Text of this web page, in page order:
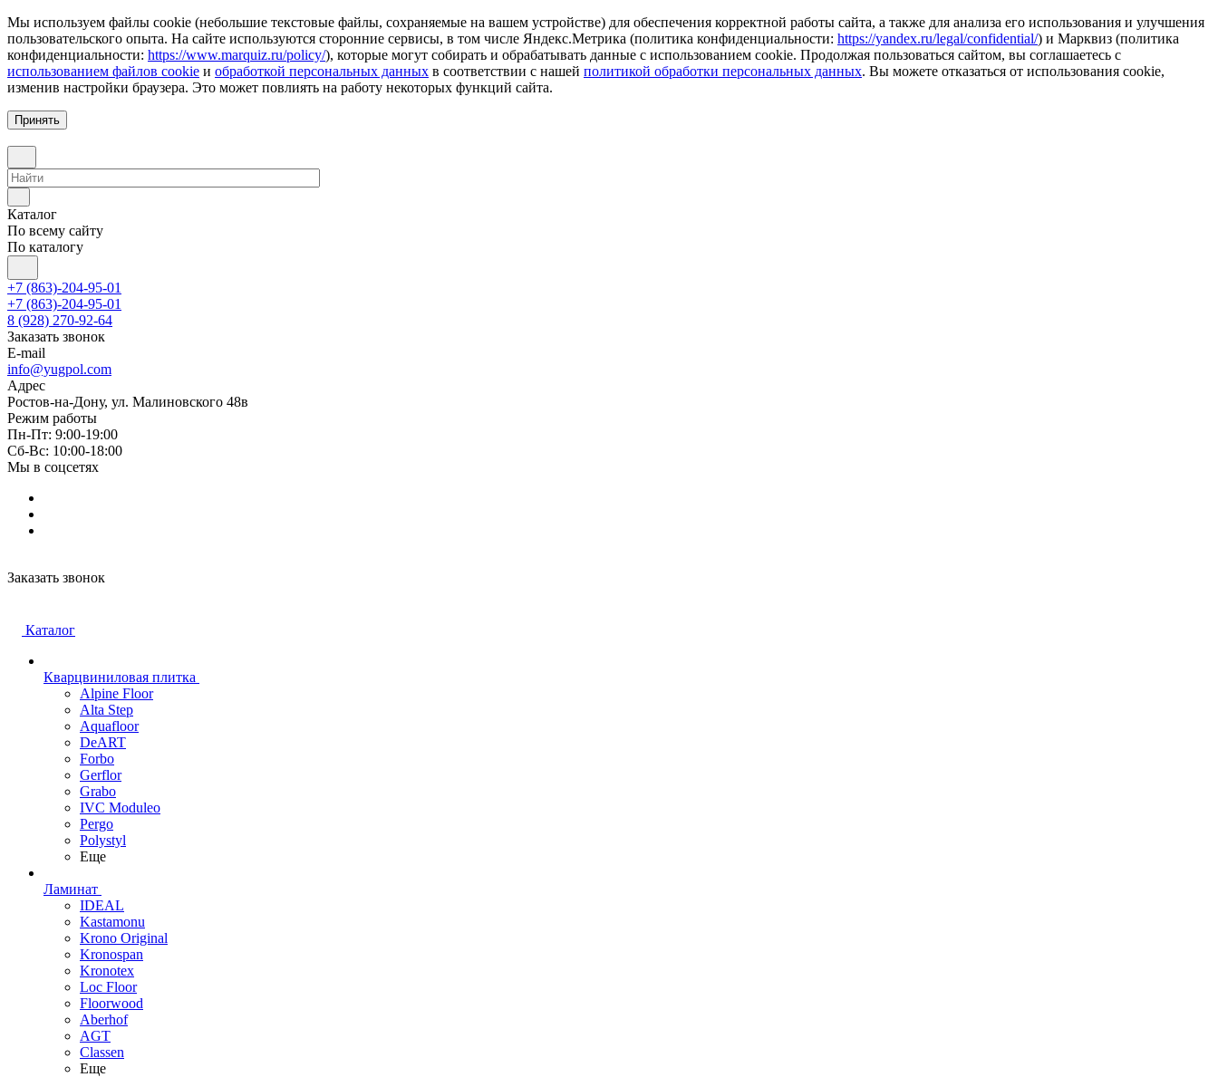
Мы используем файлы cookie (небольшие текстовые файлы, сохраняемые на вашем устройстве) для обеспечения корректной работы сайта, а также для анализа его использования и улучшения
пользовательского опыта. На сайте используются сторонние сервисы, в том числе Яндекс.Метрика (политика конфиденциальности: https://yandex.ru/legal/confidential/) и Марквиз (политика
конфиденциальности: https://www.marquiz.ru/policy/), которые могут собирать и обрабатывать данные с использованием cookie. Продолжая пользоваться сайтом, вы соглашаетесь с
использованием файлов cookie и обработкой персональных данных в соответствии с нашей политикой обработки персональных данных. Вы можете отказаться от использования cookie,
изменив настройки браузера. Это может повлиять на работу некоторых функций сайта.
Принять
Каталог
По всему сайту
По каталогу
+7 (863)-204-95-01
+7 (863)-204-95-01
8 (928) 270-92-64
Заказать звонок
E-mail
info@yugpol.com
Адрес
Ростов-на-Дону, ул. Малиновского 48в
Режим работы
Пн-Пт: 9:00-19:00
Cб-Вс: 10:00-18:00
Мы в соцсетях
Заказать звонок
Каталог
Кварцвиниловая плитка
Alpine Floor
Alta Step
Aquafloor
DeART
Forbo
Gerflor
Grabo
IVC Moduleo
Pergo
Polystyl
Еще
Ламинат
IDEAL
Kastamonu
Krono Original
Kronospan
Kronotex
Loc Floor
Floorwood
Aberhof
AGT
Classen
Еще